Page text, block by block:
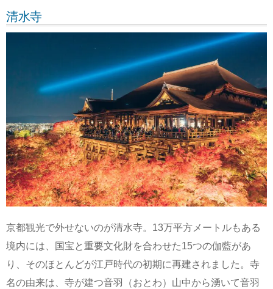
清水寺
京都観光で外せないのが清水寺。13万平方メートルもある
境内には、国宝と重要文化財を合わせた15つの伽藍があ
り、そのほとんどが江戸時代の初期に再建されました。寺
名の由来は、寺が建つ音羽（おとわ）山中から湧いて音羽